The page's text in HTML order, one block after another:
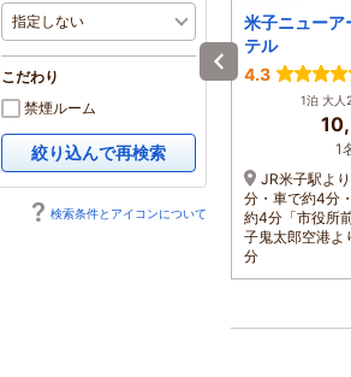
こだわり
禁煙ルーム
絞り込んで再検索
検索条件とアイコンについて
ビジネスホテル オー
シャン
4.3
1泊 大人2名 合計(税込)
1名 5,750円～
15分／中国自動車道米子イ
ンター～車で約10分／米子
米子ニューア
テル
4.3
1泊 大人
1
JR米子駅よ
分・車で約4分
約4分「市役所
子鬼太郎空港よ
分